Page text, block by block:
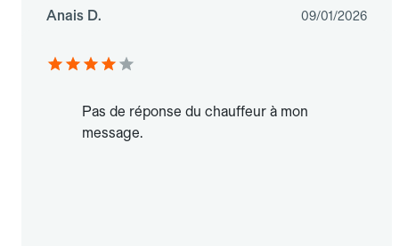
Anais D. 09/01/2026
Pas de réponse du chauffeur à mon
message.